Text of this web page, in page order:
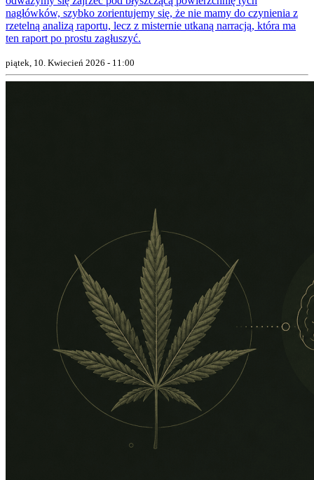
nagłówków, szybko zorientujemy się, że nie mamy do czynienia z
rzetelną analizą raportu, lecz z misternie utkaną narracją, która ma
ten raport po prostu zagłuszyć.
piątek, 10. Kwiecień 2026 - 11:00